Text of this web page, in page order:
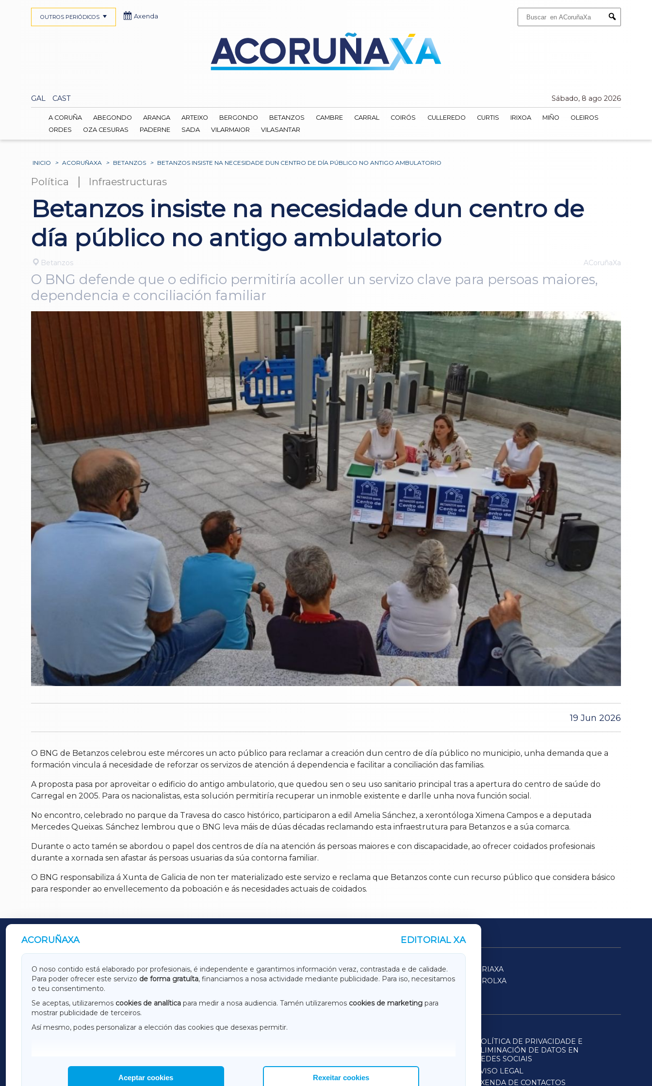
Submit
GAL CAST Sábado, 8 ago 2026
OUTROS PERIÓDICOS Axenda
A CORUÑA ABEGONDO ARANGA ARTEIXO BERGONDO BETANZOS CAMBRE CARRAL COIRÓS CULLEREDO CURTIS IRIXOA MIÑO
OLEIROS
ORDES
OZA CESURAS PADERNE SADA VILARMAIOR VILASANTAR
INICIO > ACORUÑAXA > BETANZOS > BETANZOS INSISTE NA NECESIDADE DUN CENTRO DE DÍA PÚBLICO NO ANTIGO AMBULATORIO
Política | Infraestructuras
Betanzos insiste na necesidade dun centro de
día público no antigo ambulatorio
Betanzos ACoruñaXa
O BNG defende que o edificio permitiría acoller un servizo clave para persoas maiores,
dependencia e conciliación familiar
19 Jun 2026
O BNG de Betanzos celebrou este mércores un acto público para reclamar a creación dun centro de día público no municipio, unha demanda que a
formación vincula á necesidade de reforzar os servizos de atención á dependencia e facilitar a conciliación das familias.
A proposta pasa por aproveitar o edificio do antigo ambulatorio, que quedou sen o seu uso sanitario principal tras a apertura do centro de saúde do
Carregal en 2005. Para os nacionalistas, esta solución permitiría recuperar un inmoble existente e darlle unha nova función social.
No encontro, celebrado no parque da Travesa do casco histórico, participaron a edil Amelia Sánchez, a xerontóloga Ximena Campos e a deputada
Mercedes Queixas. Sánchez lembrou que o BNG leva máis de dúas décadas reclamando esta infraestrutura para Betanzos e a súa comarca.
Durante o acto tamén se abordou o papel dos centros de día na atención ás persoas maiores e con discapacidade, ao ofrecer coidados profesionais
durante a xornada sen afastar ás persoas usuarias da súa contorna familiar.
O BNG responsabiliza á Xunta de Galicia de non ter materializado este servizo e reclama que Betanzos conte cun recurso público que considera básico
para responder ao envellecemento da poboación e ás necesidades actuais de coidados.
ACORUÑAXA EDITORIAL XA
O noso contido está elaborado por profesionais, é independente e garantimos información veraz, contrastada e de calidade.
Para poder ofrecer este servizo de forma gratuíta, financiamos a nosa actividade mediante publicidade. Para iso, necesitamos
o teu consentimento.
Se aceptas, utilizaremos cookies de analítica para medir a nosa audiencia. Tamén utilizaremos cookies de marketing para
mostrar publicidade de terceiros.
Así mesmo, podes personalizar a elección das cookies que desexas permitir.
Aceptar cookies Rexeitar cookies
OUTROS PERIÓDICOS
GALICIAXA LUGOXA TERRACHAXA
SARRIAXA
AMARIÑAXA
RIBEIRASACRAXA ACORUÑAXA
FERROLXA
OURENSEXA
HEMEROTECA
POLÍTICA DE PRIVACIDADE E
ELIMINACIÓN DE DATOS EN
REDES SOCIAIS
AVISO LEGAL
AXENDA DE CONTACTOS